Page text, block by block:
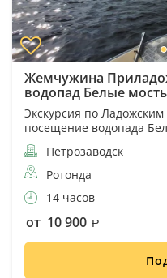
Жемчужина
водопад Белые
Экскурсия по
посещение водопада
Петрозаводск
Ротонда
14 часов
от 10 900